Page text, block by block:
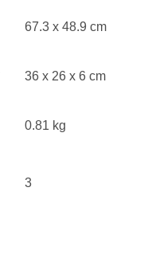
67.3 x 48.9 cm
36 x 26 x 6 cm
0.81 kg
3